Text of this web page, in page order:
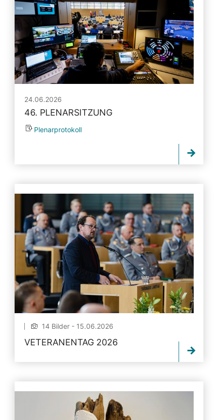
24.06.2026
46. PLENARSITZUNG
Plenarprotokoll
14 Bilder - 15.06.2026
VETERANENTAG 2026